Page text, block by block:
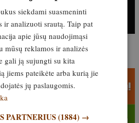
čia!
siekdami suasmeninti
ir analizuoti srautą. Taip pat
apie jūsų naudojimąsi
mūsų reklamos ir analizės
gali ją sujungti su kita
jiems pateikėte arba kurią jie
jų paslaugomis.
PARTNERIUS(1884) →